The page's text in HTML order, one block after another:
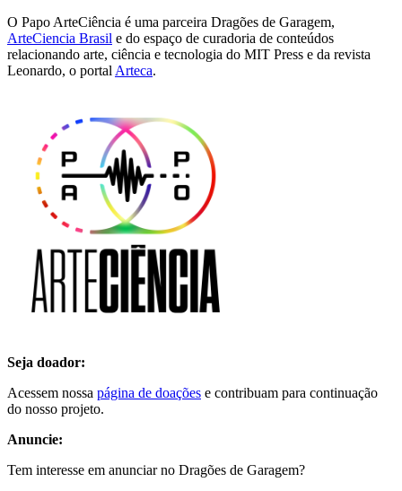
O Papo ArteCiência é uma parceira Dragões de Garagem,
ArteCiencia Brasil e do espaço de curadoria de conteúdos
relacionando arte, ciência e tecnologia do MIT Press e da revista
Leonardo, o portal Arteca.
Seja doador:
Acessem nossa página de doações e contribuam para continuação
do nosso projeto.
Anuncie:
Tem interesse em anunciar no Dragões de Garagem?